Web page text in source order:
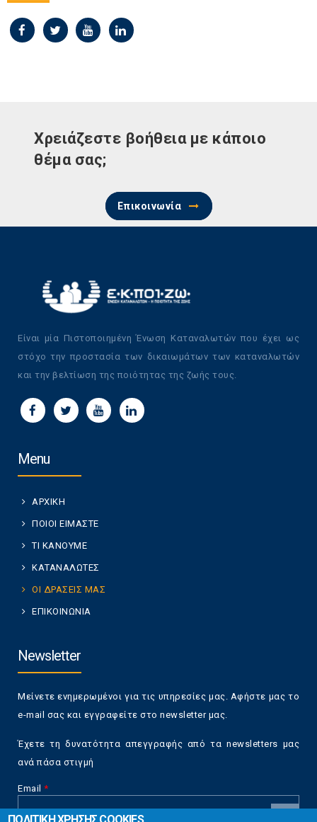
Χρειάζεστε βοήθεια με κάποιο
θέμα σας;
Επικοινωνία
Είναι μία Πιστοποιημένη Ένωση Καταναλωτών που έχει ως
στόχο την προστασία των δικαιωμάτων των καταναλωτών
και την βελτίωση της ποιότητας της ζωής τους.
Menu
ΑΡΧΙΚΗ
ΠΟΙΟΙ ΕΙΜΑΣΤΕ
ΤΙ ΚΑΝΟΥΜΕ
ΚΑΤΑΝΑΛΩΤΕΣ
ΟΙ ΔΡΑΣΕΙΣ ΜΑΣ
ΕΠΙΚΟΙΝΩΝΙΑ
Newsletter
Μείνετε ενημερωμένοι για τις υπηρεσίες μας. Αφήστε μας το
e-mail σας και εγγραφείτε στο newsletter μας.
Έχετε τη δυνατότητα απεγγραφής από τα newsletters μας
ανά πάσα στιγμή
Email *